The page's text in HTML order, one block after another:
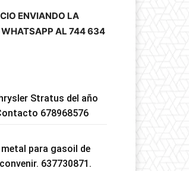
ENVIANDO LA
WHATSAPP AL 744 634
Stratus del año
678968576
para gasoil de
637730871.